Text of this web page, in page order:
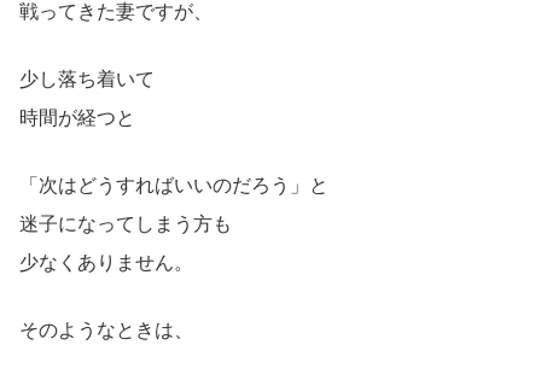
戦ってきた妻ですが、
少し落ち着いて
時間が経つと
「次はどうすればいいのだろう」と
迷子になってしまう方も
少なくありません。
そのようなときは、